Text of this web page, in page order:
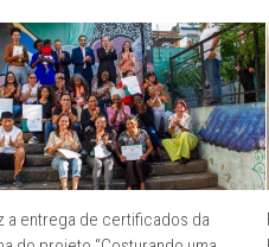
a entrega de certificados da